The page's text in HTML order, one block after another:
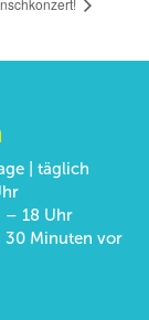
| täglich
18 Uhr
30 Minuten vor